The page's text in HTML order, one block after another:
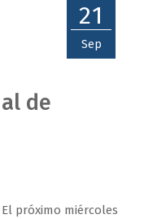
21
Sep
de
próximo miércoles